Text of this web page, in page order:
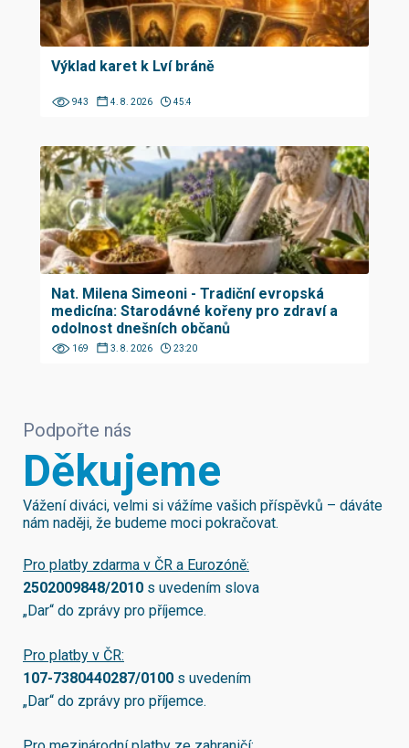
Výklad karet k Lví bráně
943 4. 8. 2026 45:4
Nat. Milena Simeoni - Tradiční evropská
medicína: Starodávné kořeny pro zdraví a
odolnost dnešních občanů
169 3. 8. 2026 23:20
Podpořte nás
Děkujeme
Vážení diváci, velmi si vážíme vašich příspěvků – dáváte
nám naději, že budeme moci pokračovat.
Pro platby zdarma v ČR a Eurozóně:
2502009848/2010 s uvedením slova
„Dar“ do zprávy pro příjemce.
Pro platby v ČR:
107-7380440287/0100 s uvedením
„Dar“ do zprávy pro příjemce.